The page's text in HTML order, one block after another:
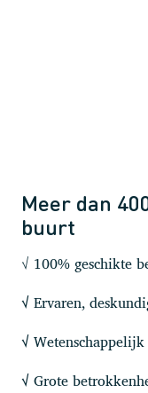
Meer dan
buurt
√ 100% geschikte
√ Ervaren,
√
√ Grote